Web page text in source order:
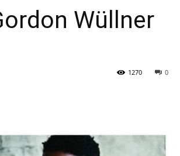
Wüllner
0
1270